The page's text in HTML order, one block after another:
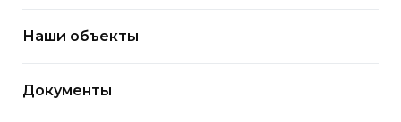
Наши объекты
Документы